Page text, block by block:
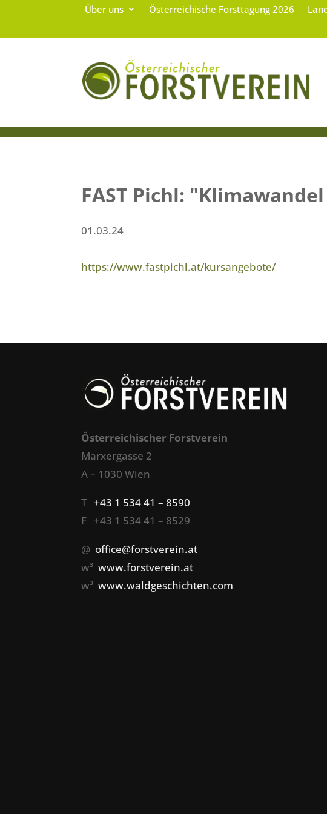
Über uns Österreichische Forsttagung 2026
FAST Pichl:
01.03.24
https://www.fastpichl.at/kursangebote/
Österreichischer Forstverein
Marxergasse 2
A – 1030 Wien
T+43 1 534 41 – 8590
F +43 1 534 41 – 8529
@ office@forstverein.at
w³www.forstverein.at
w³www.waldgeschichten.com